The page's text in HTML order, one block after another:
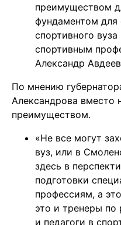
преимуществом
фундаментом для
спортивного
спортивным
Александр Авдеев
По мнению
Александрова вместо
преимуществом.
«Не все могут
вуз, или в
здесь в
подготовки
профессиям, а
это и тренеры по
и педагоги в